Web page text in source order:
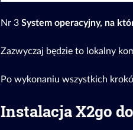
Nr 3 System operacyjny, na
Zazwyczaj będzie to lokalny
Po wykonaniu wszystkich
Instalacja X2go